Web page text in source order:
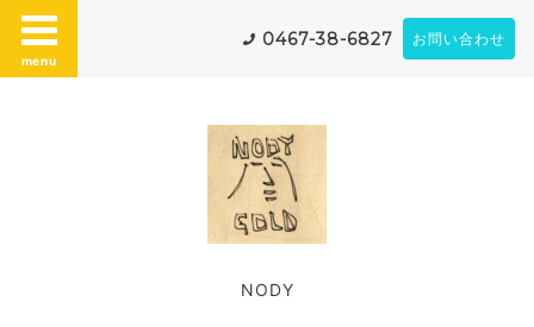
menu
0467-38-6827 お問い合わせ
NODY